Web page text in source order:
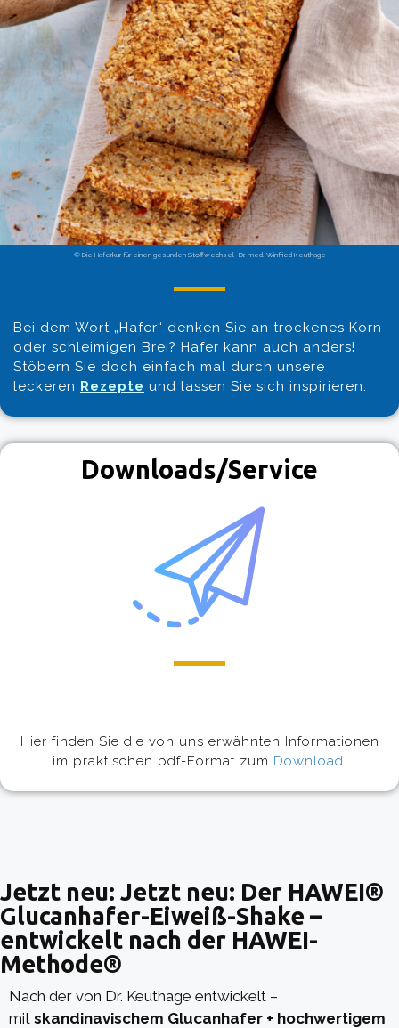
© Die Haferkur für einen gesunden Stoffwechsel -Dr. med. Winfried Keuthage
Bei dem Wort „Hafer“ denken Sie an trockenes Korn
oder schleimigen Brei? Hafer kann auch anders!
Stöbern Sie doch einfach mal durch unsere
leckeren Rezepte und lassen Sie sich inspirieren.
Downloads/Service
Hier finden Sie die von uns erwähnten Informationen
im praktischen pdf-Format zum Download.
Jetzt neu: Jetzt neu: Der HAWEI®
Glucanhafer-Eiweiß-Shake –
entwickelt nach der HAWEI-
Methode®
Nach der von Dr. Keuthage entwickelt –
mit skandinavischem Glucanhafer + hochwertigem